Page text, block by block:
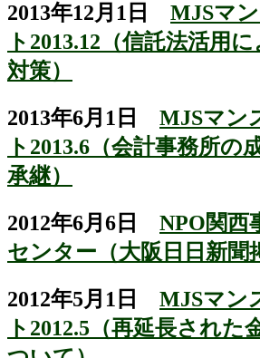
2013年12月1日 MJSマ
ト2013.12（信託法活用
対策）
2013年6月1日 MJSマン
ト2013.6（会計事務所の
承継）
2012年6月6日 NPO関西
センター（大阪日日新聞
2012年5月1日 MJSマン
ト2012.5（再延長された